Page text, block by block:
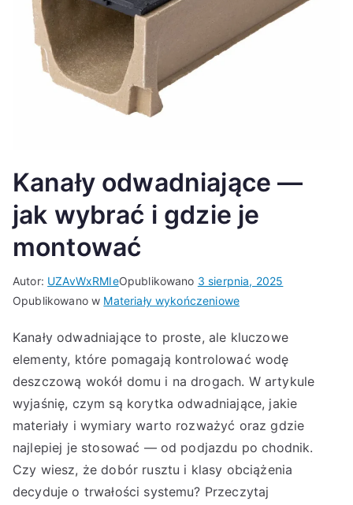
Kanały odwadniające —
jak wybrać i gdzie je
montować
Autor: UZAvWxRMIeOpublikowano 3 sierpnia, 2025
Opublikowano w Materiały wykończeniowe
Kanały odwadniające to proste, ale kluczowe
elementy, które pomagają kontrolować wodę
deszczową wokół domu i na drogach. W artykule
wyjaśnię, czym są korytka odwadniające, jakie
materiały i wymiary warto rozważyć oraz gdzie
najlepiej je stosować — od podjazdu po chodnik.
Czy wiesz, że dobór rusztu i klasy obciążenia
decyduje o trwałości systemu? Przeczytaj